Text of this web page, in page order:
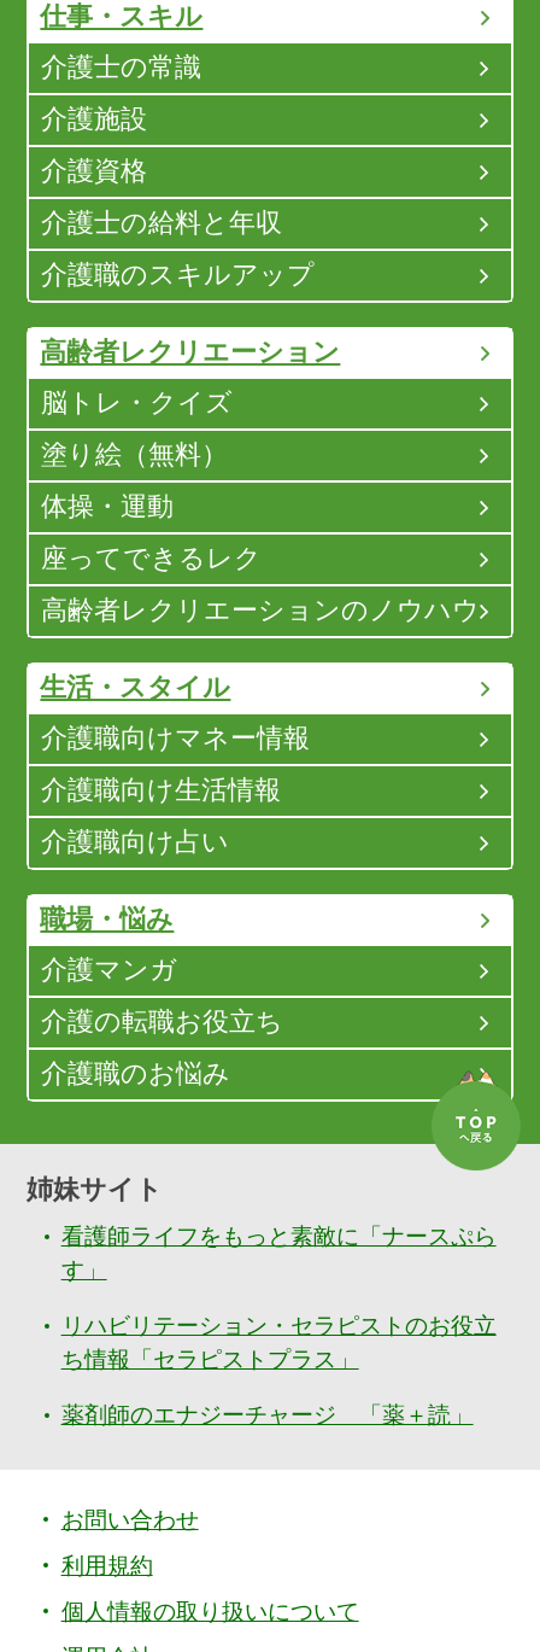
仕事・スキル
介護士の常識
介護施設
介護資格
介護士の給料と年収
介護職のスキルアップ
高齢者レクリエーション
脳トレ・クイズ
塗り絵（無料）
体操・運動
座ってできるレク
高齢者レクリエーションのノウハウ
生活・スタイル
介護職向けマネー情報
介護職向け生活情報
介護職向け占い
職場・悩み
介護マンガ
介護の転職お役立ち
介護職のお悩み
姉妹サイト
看護師ライフをもっと素敵に「ナースぷら
す」
リハビリテーション・セラピストのお役立
ち情報「セラピストプラス」
薬剤師のエナジーチャージ 「薬＋読」
お問い合わせ
利用規約
個人情報の取り扱いについて